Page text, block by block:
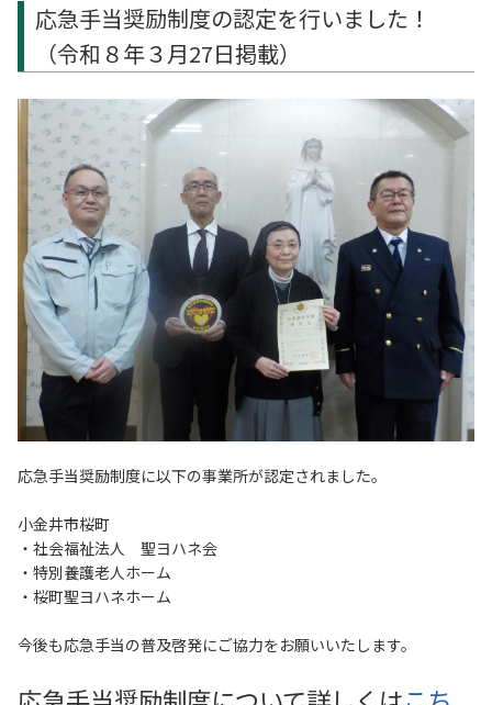
応急手当奨励制度の認定を行いました！
（令和８年３月27日掲載）
応急手当奨励制度に以下の事業所が認定されました。
小金井市桜町
・社会福祉法人 聖ヨハネ会
・特別養護老人ホーム
・桜町聖ヨハネホーム
今後も応急手当の普及啓発にご協力をお願いいたします。